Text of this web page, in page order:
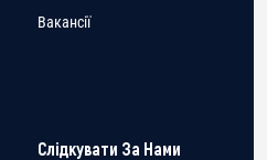
Вакансії
Слідкувати За Нами